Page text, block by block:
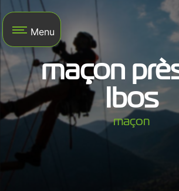
Menu
maçon
Ibos
maçon
Panneau de gestion des cookies